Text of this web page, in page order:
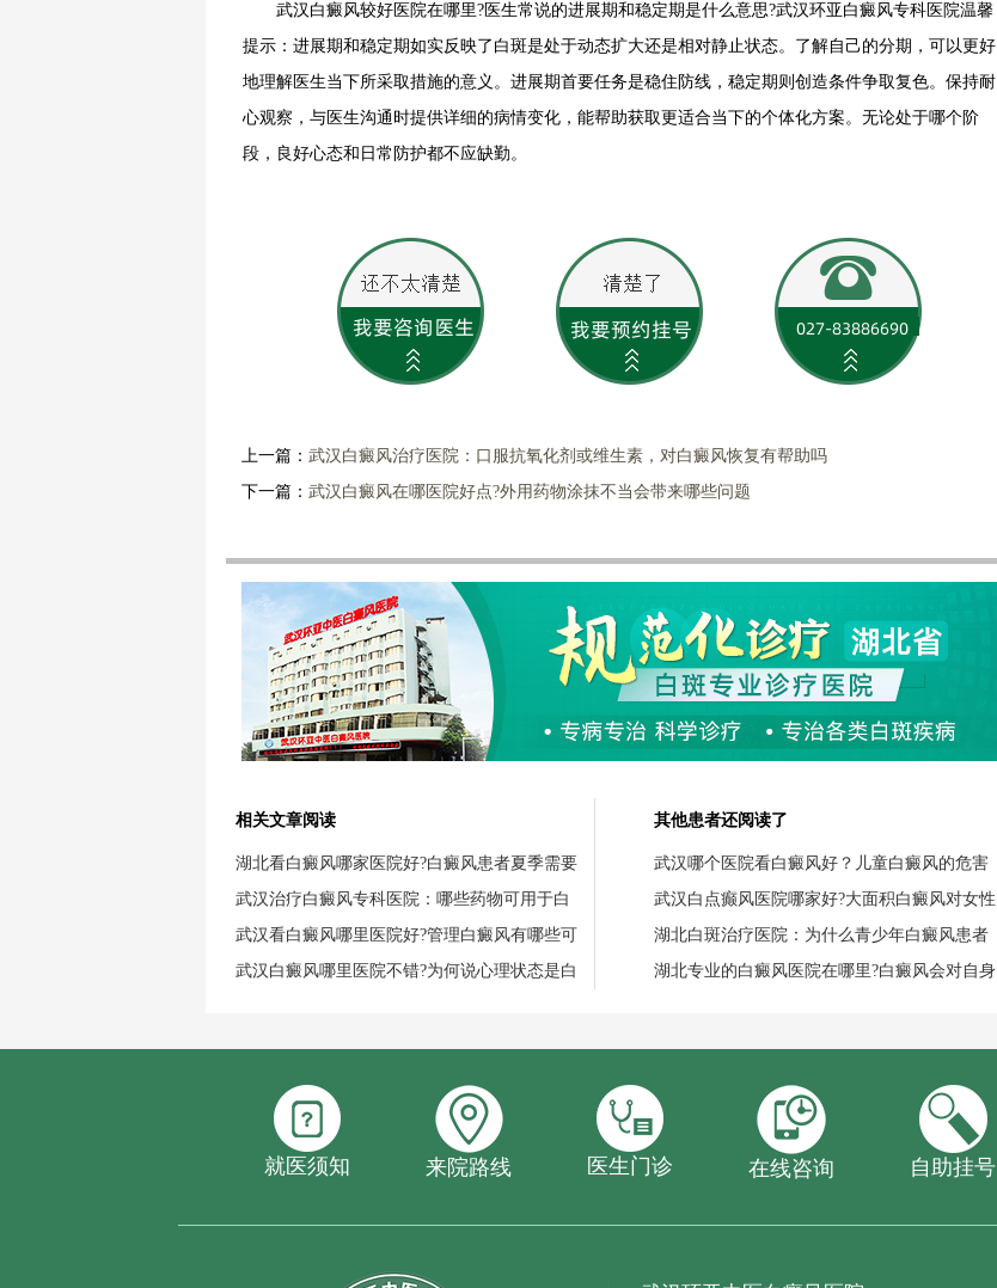
武汉白癜风较好医院在哪里?医生常说的进展期和稳定期是什么意思?武汉环亚白癜风专科医院温馨
提示：进展期和稳定期如实反映了白斑是处于动态扩大还是相对静止状态。了解自己的分期，可以更好
地理解医生当下所采取措施的意义。进展期首要任务是稳住防线，稳定期则创造条件争取复色。保持耐
心观察，与医生沟通时提供详细的病情变化，能帮助获取更适合当下的个体化方案。无论处于哪个阶
段，良好心态和日常防护都不应缺勤。
上一篇： 武汉白癜风治疗医院：口服抗氧化剂或维生素，对白癜风恢复有帮助吗
下一篇： 武汉白癜风在哪医院好点?外用药物涂抹不当会带来哪些问题
相关文章阅读
湖北看白癜风哪家医院好?白癜风患者夏季需要
武汉治疗白癜风专科医院：哪些药物可用于白
武汉看白癜风哪里医院好?管理白癜风有哪些可
武汉白癜风哪里医院不错?为何说心理状态是白
其他患者还阅读了
武汉哪个医院看白癜风好？儿童白癜风的危害
武汉白点癫风医院哪家好?大面积白癜风对女性
湖北白斑治疗医院：为什么青少年白癜风患者
湖北专业的白癜风医院在哪里?白癜风会对自身
就医须知 来院路线 医生门诊 在线咨询 自助挂号